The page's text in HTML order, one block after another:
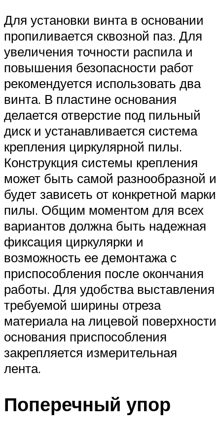
Для установки винта в основании
пропиливается сквозной паз. Для
увеличения точности распила и
повышения безопасности работ
рекомендуется использовать два
винта. В пластине основания
делается отверстие под пильный
диск и устанавливается система
крепления циркулярной пилы.
Конструкция системы крепления
может быть самой разнообразной и
будет зависеть от конкретной марки
пилы. Общим моментом для всех
вариантов должна быть надежная
фиксация циркулярки и
возможность ее демонтажа с
приспособления после окончания
работы. Для удобства выставления
требуемой ширины отреза
материала на лицевой поверхности
основания приспособления
закрепляется измерительная
лента.
Поперечный упор